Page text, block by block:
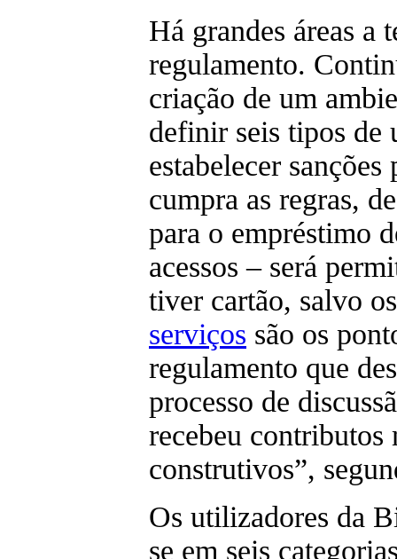
Há grandes áreas a
regulamento.
criação de um
definir seis tipos de
estabelecer sanções
cumpra as regras,
para o empréstimo
acessos – será
tiver cartão, salvo
serviços são os
regulamento que
processo de
recebeu
construtivos”,
Os utilizadores da
se em seis